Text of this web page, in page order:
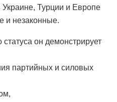
Турции и Европе
и незаконные.
он демонстрирует
партийных и силовых